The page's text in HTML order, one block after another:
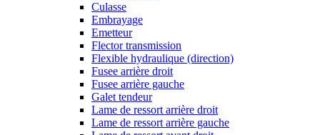
Culasse
Embrayage
Emetteur
Flector transmission
Flexible hydraulique (direction)
Fusee arrière droit
Fusee arrière gauche
Galet tendeur
Lame de ressort arrière droit
Lame de ressort arrière gauche